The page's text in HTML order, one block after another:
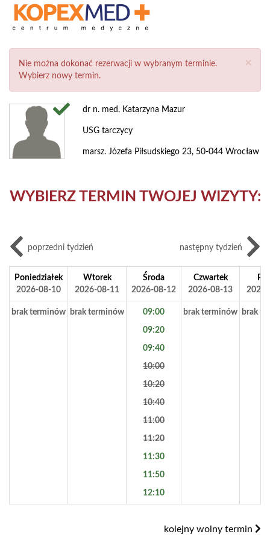
×
Nie można dokonać rezerwacji w wybranym terminie.
Wybierz nowy termin.
dr n. med. Katarzyna Mazur
USG tarczycy
marsz. Józefa Piłsudskiego 23, 50-044 Wrocław
WYBIERZ TERMIN TWOJEJ WIZYTY:
poprzedni tydzień następny tydzień
Poniedziałek
2026-08-10
Wtorek
2026-08-11
Środa
2026-08-12
Czwartek
2026-08-13
brak terminów brak terminów 09:00
09:20
09:40
10:00
10:20
10:40
11:00
11:20
11:30
11:50
12:10
brak terminów brak
kolejny wolny termin